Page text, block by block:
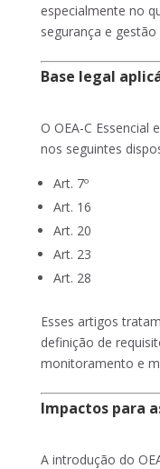
especialmente no
segurança e
Base legal
O OEA-C
nos seguintes
Art. 7º
Art. 16
Art. 20
Art. 23
Art. 28
Esses artigos
definição de
monitoramento e
Impactos para
A introdução do